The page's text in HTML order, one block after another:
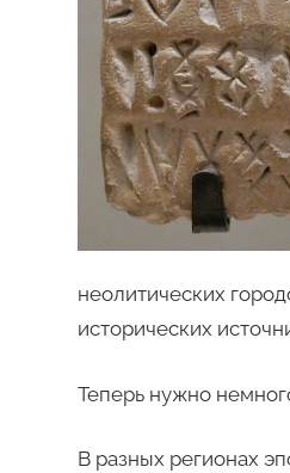
неолитических
исторических
Теперь нужно
В разных регионах